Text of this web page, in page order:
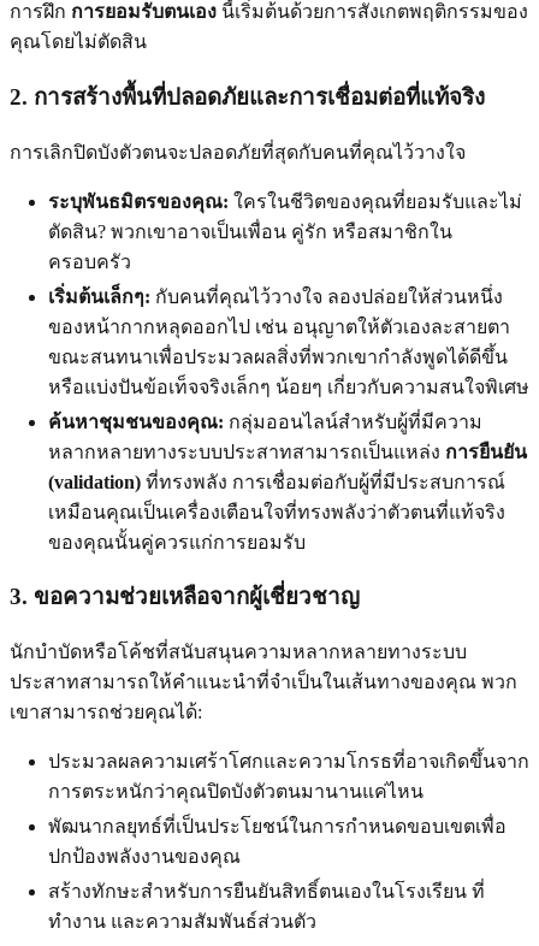
การฝึก การยอมรับตนเอง นี้เริ่มต้นด้วยการสังเกตพฤติกรรมของ
คุณโดยไม่ตัดสิน
2. การสร้างพื้นที่ปลอดภัยและการเชื่อมต่อที่แท้จริง
การเลิกปิดบังตัวตนจะปลอดภัยที่สุดกับคนที่คุณไว้วางใจ
ระบุพันธมิตรของคุณ: ใครในชีวิตของคุณที่ยอมรับและไม่
ตัดสิน? พวกเขาอาจเป็นเพื่อน คู่รัก หรือสมาชิกใน
ครอบครัว
เริ่มต้นเล็กๆ: กับคนที่คุณไว้วางใจ ลองปล่อยให้ส่วนหนึ่ง
ของหน้ากากหลุดออกไป เช่น อนุญาตให้ตัวเองละสายตา
ขณะสนทนาเพื่อประมวลผลสิ่งที่พวกเขากำลังพูดได้ดีขึ้น
หรือแบ่งปันข้อเท็จจริงเล็กๆ น้อยๆ เกี่ยวกับความสนใจพิเศษ
ค้นหาชุมชนของคุณ: กลุ่มออนไลน์สำหรับผู้ที่มีความ
หลากหลายทางระบบประสาทสามารถเป็นแหล่ง การยืนยัน
(validation) ที่ทรงพลัง การเชื่อมต่อกับผู้ที่มีประสบการณ์
เหมือนคุณเป็นเครื่องเตือนใจที่ทรงพลังว่าตัวตนที่แท้จริง
ของคุณนั้นคู่ควรแก่การยอมรับ
3. ขอความช่วยเหลือจากผู้เชี่ยวชาญ
นักบำบัดหรือโค้ชที่สนับสนุนความหลากหลายทางระบบ
ประสาทสามารถให้คำแนะนำที่จำเป็นในเส้นทางของคุณ พวก
เขาสามารถช่วยคุณได้:
ประมวลผลความเศร้าโศกและความโกรธที่อาจเกิดขึ้นจาก
การตระหนักว่าคุณปิดบังตัวตนมานานแค่ไหน
พัฒนากลยุทธ์ที่เป็นประโยชน์ในการกำหนดขอบเขตเพื่อ
ปกป้องพลังงานของคุณ
สร้างทักษะสำหรับการยืนยันสิทธิ์ตนเองในโรงเรียน ที่
ทำงาน และความสัมพันธ์ส่วนตัว